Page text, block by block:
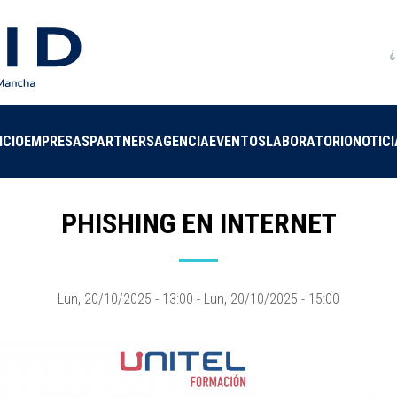
la
EMPRESASPARTNERSAGENCIAEVENTOSLABORATORIO
PHISHING EN INTERNET
Lun, 20/10/2025 - 13:00 - Lun, 20/10/2025 - 15:00